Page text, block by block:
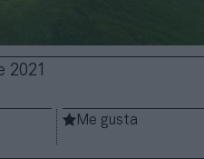
2021
Me gusta